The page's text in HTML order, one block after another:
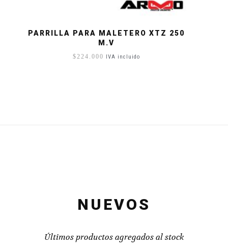
PARRILLA PARA MALETERO XTZ 250
M.V
$224.000 IVA incluido
NUEVOS
Últimos productos agregados al stock